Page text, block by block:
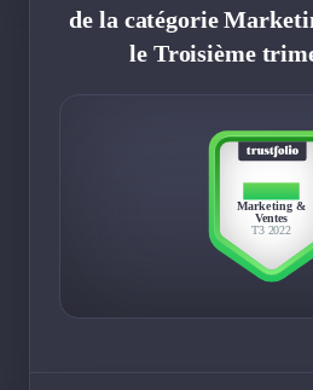
de la catégorie
le Troisième
TOP 10
Marketing &
Ventes
T3 2022